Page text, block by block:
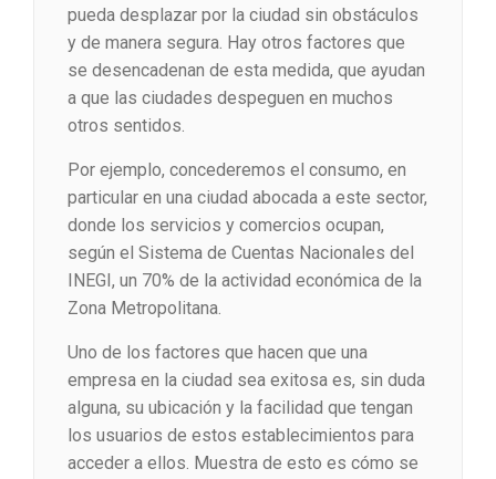
pueda desplazar por la ciudad sin obstáculos
y de manera segura. Hay otros factores que
se desencadenan de esta medida, que ayudan
a que las ciudades despeguen en muchos
otros sentidos.
Por ejemplo, concederemos el consumo, en
particular en una ciudad abocada a este sector,
donde los servicios y comercios ocupan,
según el Sistema de Cuentas Nacionales del
INEGI, un 70% de la actividad económica de la
Zona Metropolitana.
Uno de los factores que hacen que una
empresa en la ciudad sea exitosa es, sin duda
alguna, su ubicación y la facilidad que tengan
los usuarios de estos establecimientos para
acceder a ellos. Muestra de esto es cómo se